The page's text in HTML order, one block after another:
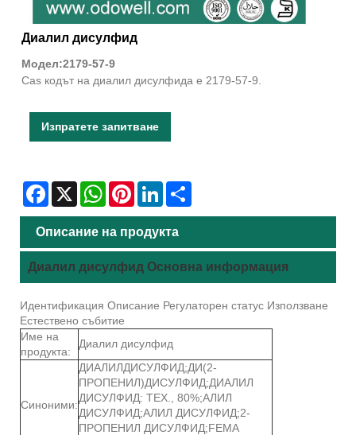
Диалил дисулфид
Модел:2179-57-9
Cas кодът на диалил дисулфида е 2179-57-9.
Изпратете запитване
Facebook
X WhatsAppPinterestLinkedIn
Описание на продукта
Диалил дисулфид Основна информация
Идентификация Описание Регулаторен статус Използване
Естествено събитие
Име на
продукта:
Диалил дисулфид
Синоними:
ДИАЛИЛДИСУЛФИД;ДИ(2-
ПРОПЕНИЛ)ДИСУЛФИД;ДИАЛИЛ
ДИСУЛФИД: ТЕХ., 80%;АЛИЛ
ДИСУЛФИД;АЛИЛ ДИСУЛФИД;2-
ПРОПЕНИЛ ДИСУЛФИД;FEMA